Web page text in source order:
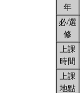
年
必/選
修
上課
時間
上課
地點